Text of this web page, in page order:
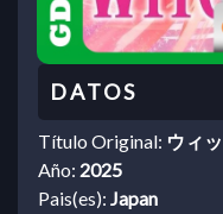
Título Original: ウィ
Año: 2025
Pais(es): Japan